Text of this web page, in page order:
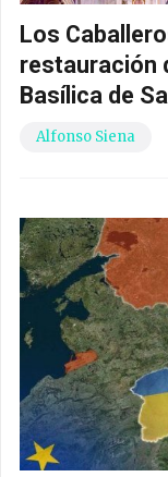
Los
restauración
Basílica de
Alfonso Siena